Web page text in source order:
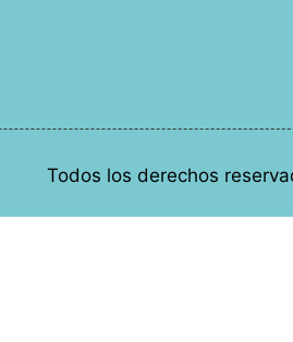
Todos los derechos